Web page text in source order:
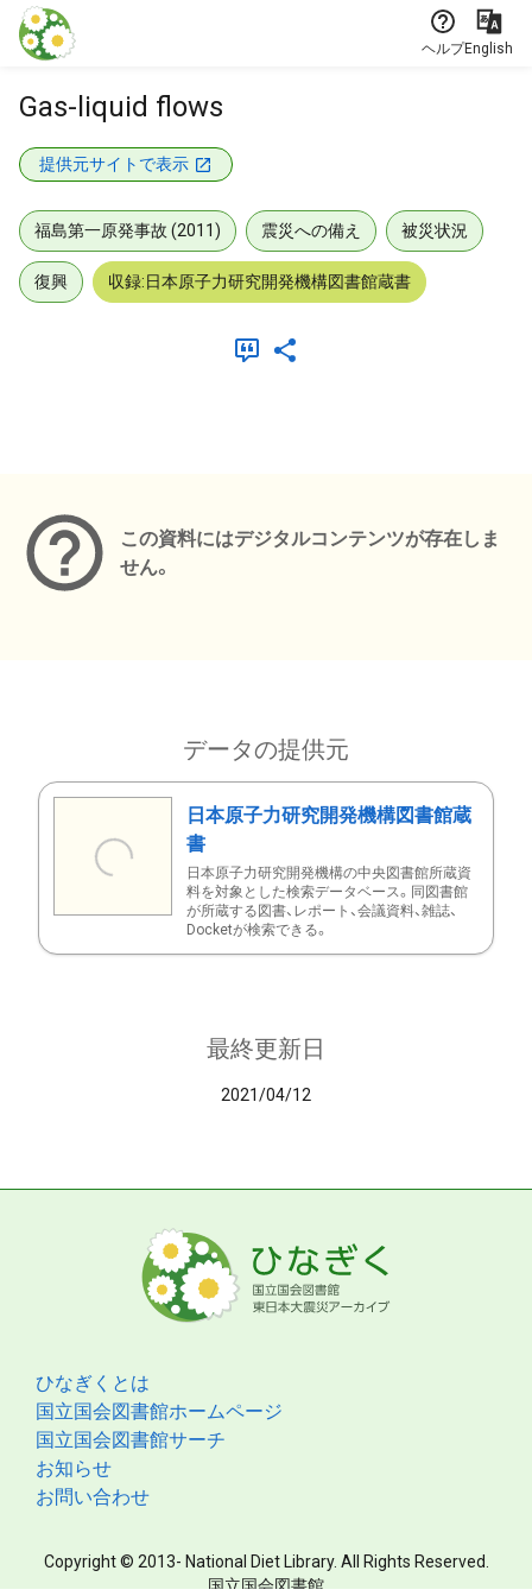
本文に飛ぶ
ヘルプEnglish
Gas-liquid flows
提供元サイトで表示
福島第一原発事故 (2011) 震災への備え 被災状況
復興 収録:日本原子力研究開発機構図書館蔵書
この資料にはデジタルコンテンツが存在しま
せん。
データの提供元
日本原子力研究開発機構図書館蔵
書
日本原子力研究開発機構の中央図書館所蔵資
料を対象とした検索データベース。同図書館
が所蔵する図書、レポート、会議資料、雑誌、
Docketが検索できる。
最終更新日
2021/04/12
ひなぎくとは
国立国会図書館ホームページ
国立国会図書館サーチ
お知らせ
お問い合わせ
Copyright © 2013- National Diet Library. All Rights Reserved.